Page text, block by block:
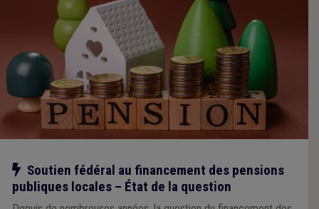
Notre action
Soutien fédéral au financement des pensions
publiques locales – État de la question